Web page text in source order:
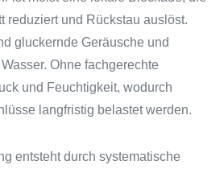
reduziert und Rückstau auslöst.
gluckernde Geräusche und
Ohne fachgerechte
und Feuchtigkeit, wodurch
langfristig belastet werden.
entsteht durch systematische